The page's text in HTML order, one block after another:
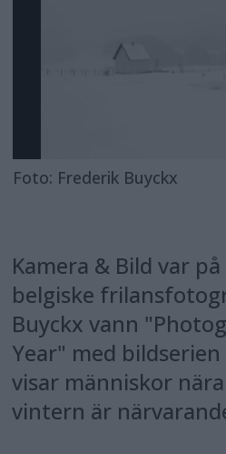
Foto: Frederik Buyckx
Kamera & Bild var
belgiske
Buyckx vann
Year" med
visar människor
vintern är